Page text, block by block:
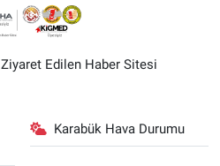
Edilen Haber Sitesi
Karabük Hava Durumu